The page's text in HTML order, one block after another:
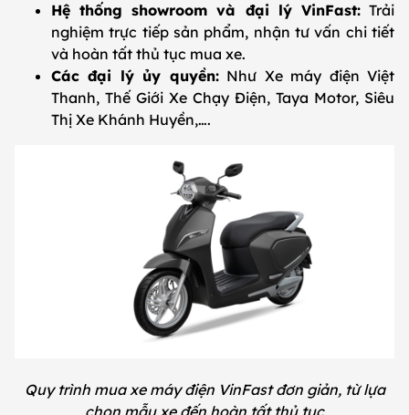
Hệ thống showroom và đại lý VinFast:Trải
nghiệm trực tiếp sản phẩm, nhận tư vấn chi tiết
và hoàn tất thủ tục mua xe.
Các đại lý ủy quyền:Như Xe máy điện Việt
Thanh, Thế Giới Xe Chạy Điện, Taya Motor, Siêu
Thị Xe Khánh Huyền,….
Quy trình mua xe máy điện VinFast đơn giản, từ lựa